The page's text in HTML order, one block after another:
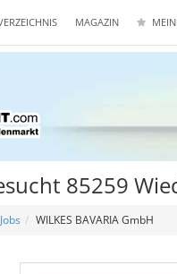
MAGAZIN
85259
WILKES BAVARIA GmbH